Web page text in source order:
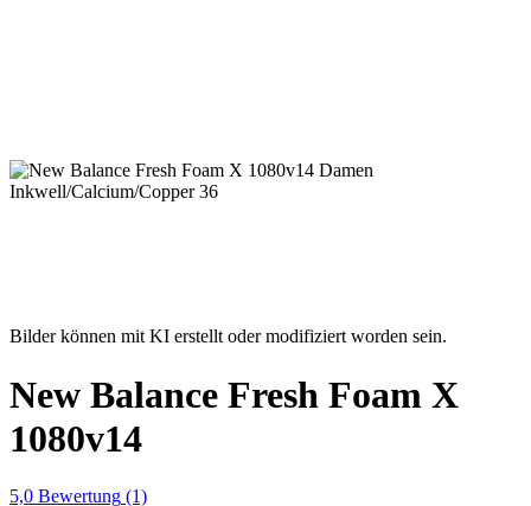
Bilder können mit KI erstellt oder modifiziert worden sein.
New Balance Fresh Foam X
1080v14
5,0 Bewertung (1)